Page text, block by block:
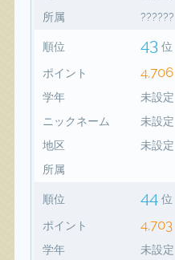
所属
??????
順位 43 位
ポイント 4,706
学年
未設定
ニックネーム
未設定
地区
未設定
所属
順位 44 位
ポイント 4,703
学年
未設定